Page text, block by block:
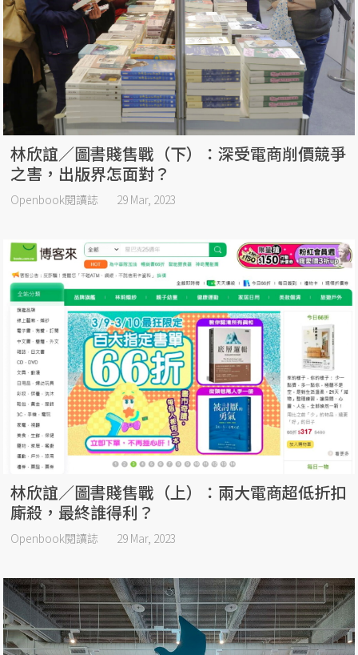
林欣誼／圖書賤售戰（下）：深受電商削價競爭
之害，出版界怎面對？
Openbook閱讀誌 29 Mar, 2023
林欣誼／圖書賤售戰（上）：兩大電商超低折扣
廝殺，最終誰得利？
Openbook閱讀誌 29 Mar, 2023